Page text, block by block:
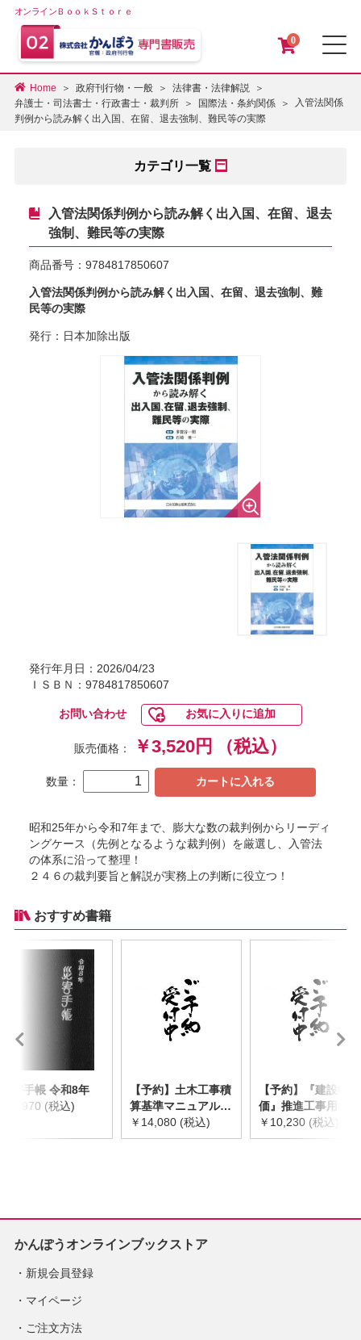
オンラインＢｏｏｋＳｔｏｒｅ
0
Home 政府刊行物・一般
法律書・法律解説
弁護士・司法書士・行政書士・裁判所
国際法・条約関係
入管法関係
判例から読み解く出入国、在留、退去強制、難民等の実際
カテゴリ一覧
入管法関係判例から読み解く出入国、在留、退去
強制、難民等の実際
商品番号： 9784817850607
入管法関係判例から読み解く出入国、在留、退去強制、難
民等の実際
発行：日本加除出版
発行年月日：2026/04/23
ＩＳＢＮ：9784817850607
お問い合わせ お気に入りに追加
販売価格： ￥3,520円 （税込）
数量： カートに入れる
昭和25年から令和7年まで、膨大な数の裁判例からリーディ
ングケース（先例となるような裁判例）を厳選し、入管法
の体系に沿って整理！
２４６の裁判要旨と解説が実務上の判断に役立つ！
おすすめ書籍
災害手帳 令和8年
￥2,970 (税込)
【予約】土木工事積
算基準マニュアル
令和8年度版
※2026年8月下旬発
￥14,080 (税込)
【予約】『建設物
価』推進工事用機械
器具等基礎価格表
2026年度版
￥10,230 (税込)
かんぽうオンラインブックストア
新規会員登録
マイページ
ご注文方法